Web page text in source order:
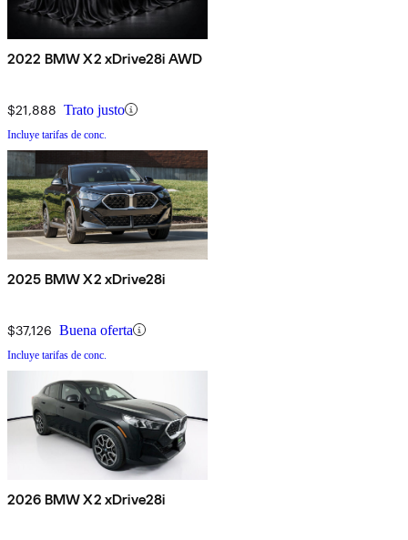
2022 BMW X2 xDrive28i AWD
$21,888 Trato justo
Incluye tarifas de conc.
2025 BMW X2 xDrive28i
$37,126 Buena oferta
Incluye tarifas de conc.
2026 BMW X2 xDrive28i